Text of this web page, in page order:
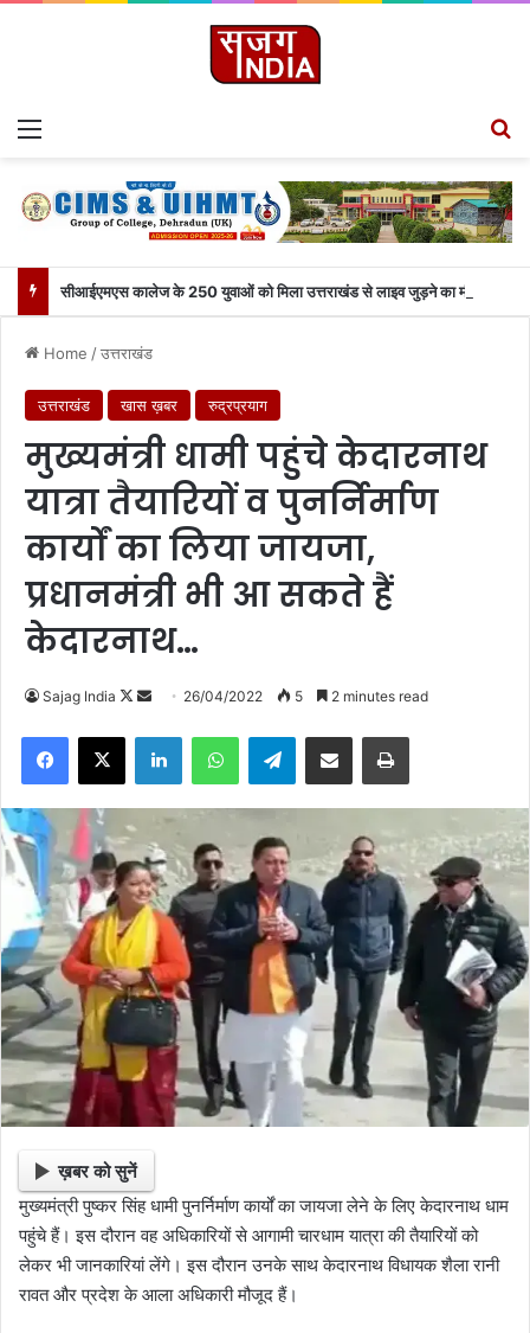
सीआईएमएस कालेज के 250 युवाओं को मिला उत्तराखंड से लाइव जुड़ने का मौका
Home /उत्तराखंड
उत्तराखंड खास ख़बर रुद्रप्रयाग
मुख्यमंत्री धामी पहुंचे केदारनाथ
यात्रा तैयारियों व पुनर्निर्माण
कार्यों का लिया जायजा,
प्रधानमंत्री भी आ सकते हैं
केदारनाथ…
Sajag India
F
l
o
o
n
X
n
d
a
e
m
a
i
l
26/04/2022 5 2 minutes read
Telegram
ख़बर को सुनें
मुख्यमंत्री पुष्कर सिंह धामी पुनर्निर्माण कार्यों का जायजा लेने के लिए केदारनाथ धाम
पहुंचे हैं। इस दौरान वह अधिकारियों से आगामी चारधाम यात्रा की तैयारियों को
लेकर भी जानकारियां लेंगे। इस दौरान उनके साथ केदारनाथ विधायक शैला रानी
रावत और प्रदेश के आला अधिकारी मौजूद हैं।